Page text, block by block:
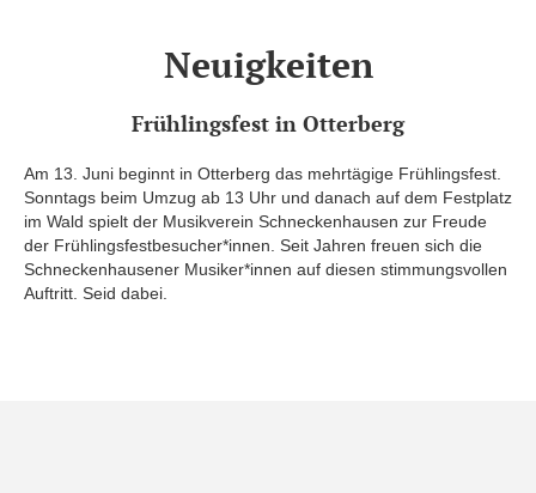
Neuigkeiten
Frühlingsfest in Otterberg
Am 13. Juni beginnt in Otterberg das mehrtägige Frühlingsfest.
Sonntags beim Umzug ab 13 Uhr und danach auf dem Festplatz
im Wald spielt der Musikverein Schneckenhausen zur Freude
der Frühlingsfestbesucher*innen. Seit Jahren freuen sich die
Schneckenhausener Musiker*innen auf diesen stimmungsvollen
Auftritt. Seid dabei.